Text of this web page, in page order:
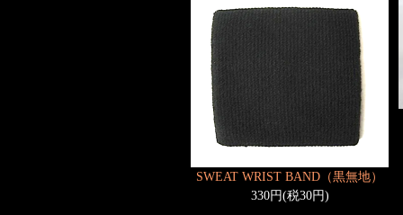
SWEAT WRIST BAND（黒無地）
330円(税30円)